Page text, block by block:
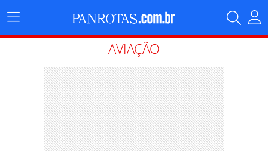
Menu
Principal
AVIAÇÃO